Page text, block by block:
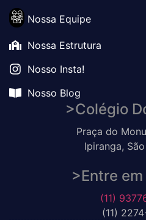
Nossa Equipe
Nossa Estrutura
Nosso Insta!
Nosso Blog
>Colégio
Praça do
Ipiranga,
>Entre
(11)
(11)